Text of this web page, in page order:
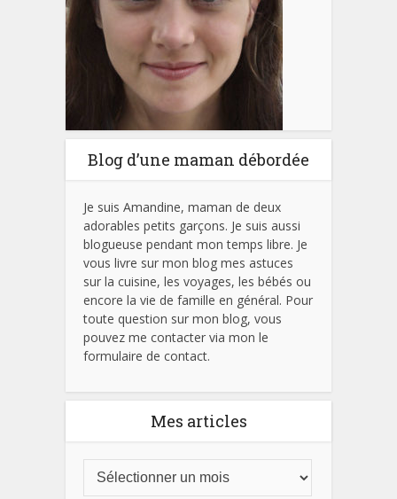
Blog d’une maman débordée
Je suis Amandine, maman de deux
adorables petits garçons. Je suis aussi
blogueuse pendant mon temps libre. Je
vous livre sur mon blog mes astuces
sur la cuisine, les voyages, les bébés ou
encore la vie de famille en général. Pour
toute question sur mon blog, vous
pouvez me contacter via mon le
formulaire de contact.
Mes articles